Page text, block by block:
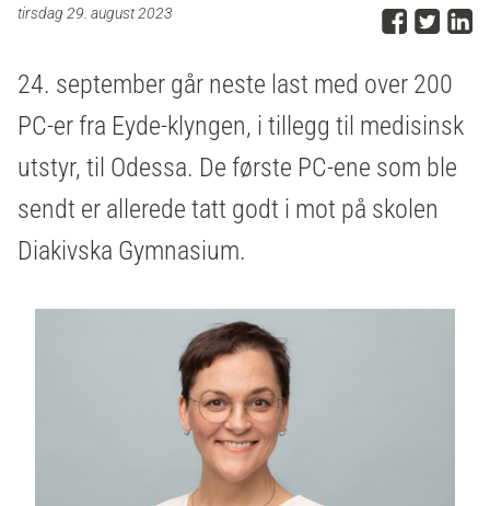
tirsdag 29. august 2023 DelDel
24. september går neste last med over 200
PC-er fra Eyde-klyngen, i tillegg til medisinsk
utstyr, til Odessa. De første PC-ene som ble
sendt er allerede tatt godt i mot på skolen
Diakivska Gymnasium.